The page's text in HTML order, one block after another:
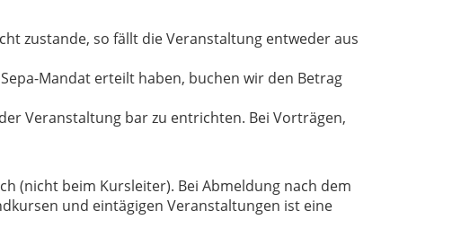
zustande, so fällt die Veranstaltung entweder aus
Mandat erteilt haben, buchen wir den Betrag
Veranstaltung bar zu entrichten. Bei Vorträgen,
(nicht beim Kursleiter). Bei Abmeldung nach dem
und eintägigen Veranstaltungen ist eine